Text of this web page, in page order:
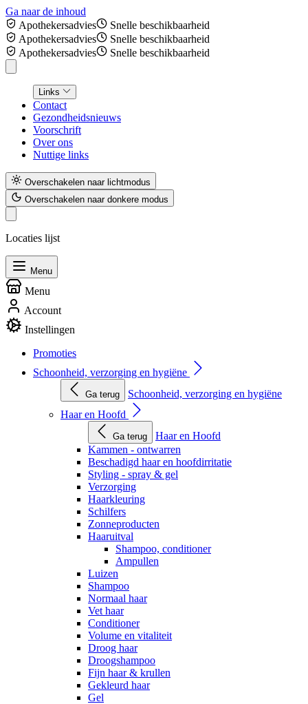
Ga naar de inhoud
Apothekersadvies
Snelle beschikbaarheid
Apothekersadvies
Snelle beschikbaarheid
Apothekersadvies
Snelle beschikbaarheid
Links
Contact
Gezondheidsnieuws
Voorschrift
Over ons
Nuttige links
Overschakelen naar lichtmodus
Overschakelen naar donkere modus
Locaties lijst
Menu
Menu
Account
Instellingen
Promoties
Schoonheid, verzorging en hygiëne
Ga terug
Schoonheid, verzorging en hygiëne
Haar en Hoofd
Ga terug
Haar en Hoofd
Kammen - ontwarren
Beschadigd haar en hoofdirritatie
Styling - spray & gel
Verzorging
Haarkleuring
Schilfers
Zonneproducten
Haaruitval
Shampoo, conditioner
Ampullen
Luizen
Shampoo
Normaal haar
Vet haar
Conditioner
Volume en vitaliteit
Droog haar
Droogshampoo
Fijn haar & krullen
Gekleurd haar
Gel